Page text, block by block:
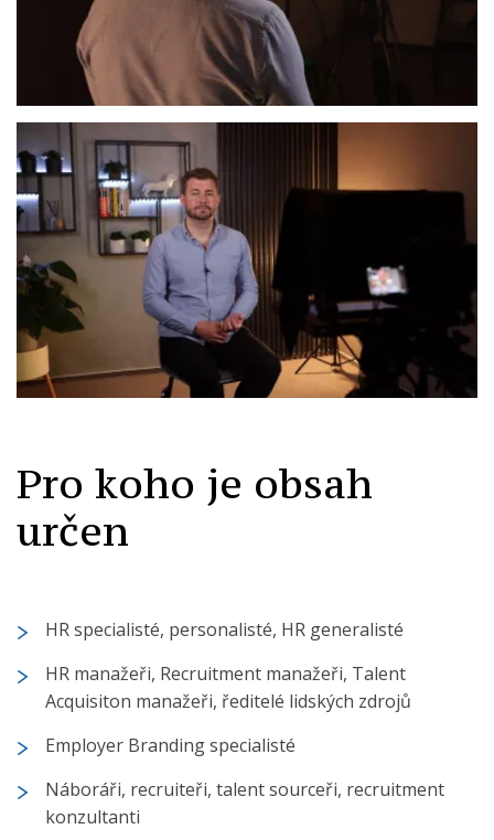
Pro koho je obsah
určen
HR specialisté, personalisté, HR generalisté
HR manažeři, Recruitment manažeři, Talent
Acquisiton manažeři, ředitelé lidských zdrojů
Employer Branding specialisté
Náboráři, recruiteři, talent sourceři, recruitment
konzultanti